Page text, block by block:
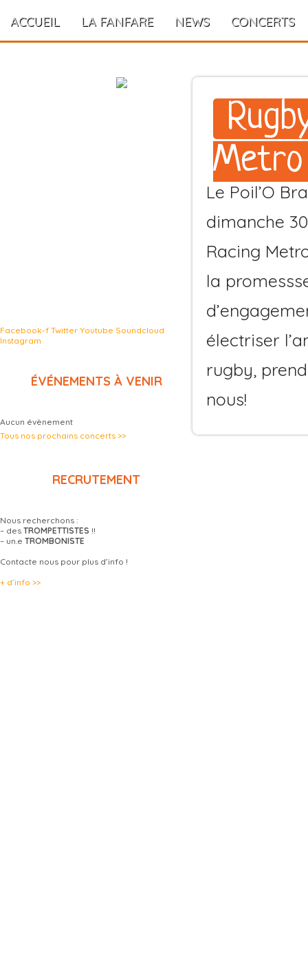
ACCUEIL LA FANFARE NEWS CONCERTS
Facebook-f Twitter Youtube Soundcloud
Instagram
ÉVÉNEMENTS À VENIR
Aucun évènement
Tous nos prochains concerts >>
RECRUTEMENT
Nous recherchons :
– des TROMPETTISTES !!
– un.e TROMBONISTE
Contacte nous pour plus d’info !
+ d’info >>
Le Poil’O
dimanche
Racing
la
électriser
rugby,
nous!